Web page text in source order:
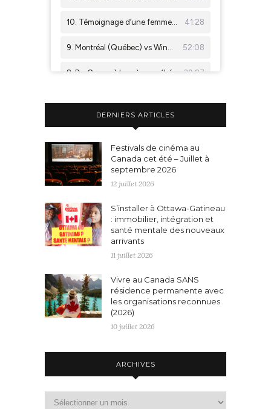
DERNIERS ARTICLES
Festivals de cinéma au
Canada cet été – Juillet à
septembre 2026
12 juillet 2026
S’installer à Ottawa-Gatineau
: immobilier, intégration et
santé mentale des nouveaux
arrivants
11 juillet 2026
Vivre au Canada SANS
résidence permanente avec
les organisations reconnues
(2026)
10 juillet 2026
ARCHIVES